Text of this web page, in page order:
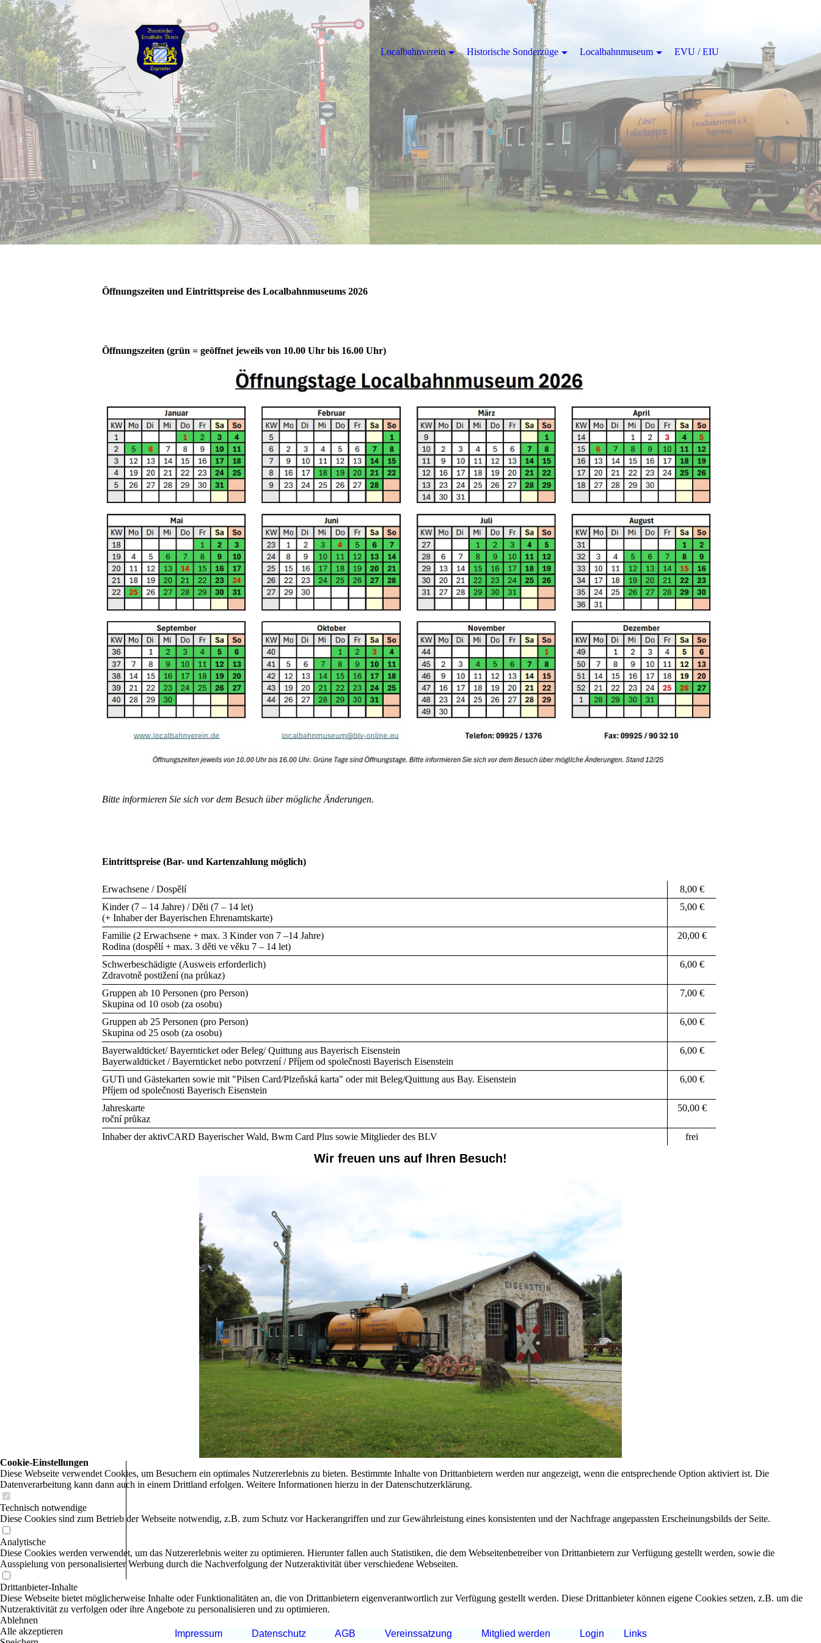
Öffnungszeiten und Eintrittspreise des Localbahnmuseums 2026
Öffnungszeiten (grün = geöffnet jeweils von 10.00 Uhr bis 16.00 Uhr)
Bitte informieren Sie sich vor dem Besuch über mögliche Änderungen.
Eintrittspreise (Bar- und Kartenzahlung möglich)
Erwachsene / Dospělí
8,00 €
Kinder (7 – 14 Jahre) / Děti (7 – 14 let)
(+ Inhaber der Bayerischen Ehrenamtskarte)
5,00 €
Familie (2 Erwachsene + max. 3 Kinder von 7 –14 Jahre)
Rodina (dospělí + max. 3 děti ve věku 7 – 14 let)
20,00 €
Schwerbeschädigte (Ausweis erforderlich)
Zdravotně postižení (na průkaz)
6,00 €
Gruppen ab 10 Personen (pro Person)
Skupina od 10 osob (za osobu)
7,00 €
Gruppen ab 25 Personen (pro Person)
Skupina od 25 osob (za osobu)
6,00 €
Bayerwaldticket/ Bayernticket oder Beleg/ Quittung aus Bayerisch Eisenstein
Bayerwaldticket / Bayernticket nebo potvrzení / Příjem od společnosti Bayerisch Eisenstein
6,00 €
GUTi und Gästekarten sowie mit "Pilsen Card/Plzeňská karta" oder mit Beleg/Quittung aus Bay. Eisenstein
Příjem od společnosti Bayerisch Eisenstein
6,00 €
Jahreskarte
roční průkaz
50,00 €
Inhaber der aktivCARD Bayerischer Wald, Bwm Card Plus sowie Mitglieder des BLV frei
Wir freuen uns auf Ihren Besuch!
Impressum Datenschutz AGB Vereinssatzung Mitglied werden Login Links
Localbahnverein Historische Sonderzüge Localbahnmuseum EVU / EIU
Cookie-Einstellungen
Diese Webseite verwendet Cookies, um Besuchern ein optimales Nutzererlebnis zu bieten. Bestimmte Inhalte von Drittanbietern werden nur angezeigt, wenn die entsprechende Option aktiviert ist. Die
Datenverarbeitung kann dann auch in einem Drittland erfolgen. Weitere Informationen hierzu in der Datenschutzerklärung.
Technisch notwendige
Diese Cookies sind zum Betrieb der Webseite notwendig, z.B. zum Schutz vor Hackerangriffen und zur Gewährleistung eines konsistenten und der Nachfrage angepassten Erscheinungsbilds der Seite.
Analytische
Diese Cookies werden verwendet, um das Nutzererlebnis weiter zu optimieren. Hierunter fallen auch Statistiken, die dem Webseitenbetreiber von Drittanbietern zur Verfügung gestellt werden, sowie die
Ausspielung von personalisierter Werbung durch die Nachverfolgung der Nutzeraktivität über verschiedene Webseiten.
Drittanbieter-Inhalte
Diese Webseite bietet möglicherweise Inhalte oder Funktionalitäten an, die von Drittanbietern eigenverantwortlich zur Verfügung gestellt werden. Diese Drittanbieter können eigene Cookies setzen, z.B. um die
Nutzeraktivität zu verfolgen oder ihre Angebote zu personalisieren und zu optimieren.
Ablehnen
Alle akzeptieren